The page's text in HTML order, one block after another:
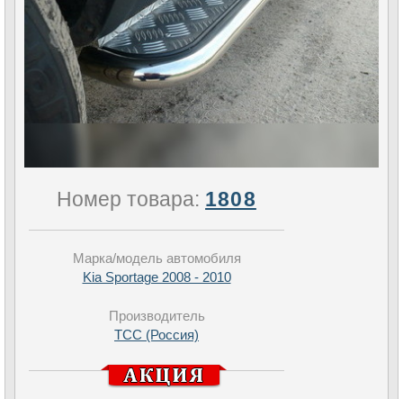
Номер товара: 1808
Марка/модель автомобиля
Kia Sportage 2008 - 2010
Производитель
TCC (Россия)